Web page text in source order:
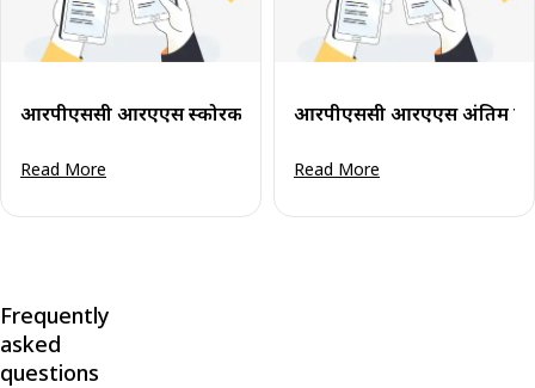
आरपीएससी आरएएस स्कोरकार्ड 2024 मुख्य परीक्षा हेतु: अंक देखें व
Read More
आरपीएससी आरएएस अंतिम
Read More
Frequently
asked
questions